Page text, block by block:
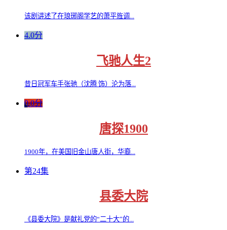
该剧讲述了在琅琊阁学艺的萧平旌调...
4.0分
飞驰人生2
昔日冠军车手张驰（沈腾 饰）沦为落...
0.0分
唐探1900
1900年，在美国旧金山唐人街，华裔...
第24集
县委大院
《县委大院》是献礼党的“二十大”的...